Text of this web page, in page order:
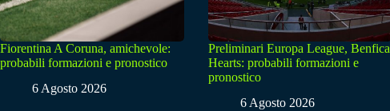
Fiorentina A Coruna, amichevole:
probabili formazioni e pronostico
6 Agosto 2026
Preliminari Europa League, Benfica
Hearts: probabili formazioni e
pronostico
6 Agosto 2026